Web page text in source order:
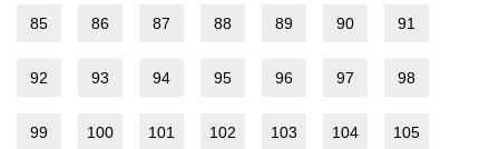
85 86 87 88 89 90 91
92 93 94 95 96 97 98
99 100 101 102 103 104 105